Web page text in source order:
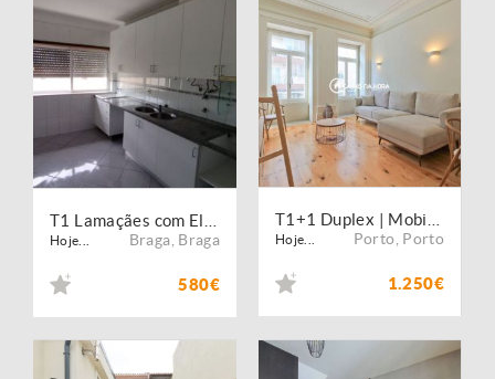
Hoje... Braga Braga
580€
Hoje... Porto Porto
1.250€